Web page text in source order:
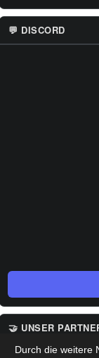
💬 DISCORD
🤝 UNSER
Durch die weitere